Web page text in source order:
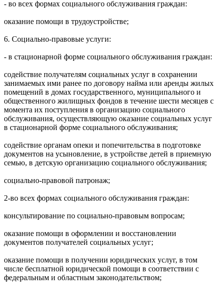
- во всех формах социального обслуживания граждан:
оказание помощи в трудоустройстве;
6. Социально-правовые услуги:
- в стационарной форме социального обслуживания граждан:
содействие получателям социальных услуг в сохранении
занимаемых ими ранее по договору найма или аренды жилых
помещений в домах государственного, муниципального и
общественного жилищных фондов в течение шести месяцев с
момента их поступления в организацию социального
обслуживания, осуществляющую оказание социальных услуг
в стационарной форме социального обслуживания;
содействие органам опеки и попечительства в подготовке
документов на усыновление, в устройстве детей в приемную
семью, в детскую организацию социального обслуживания;
социально-правовой патронаж;
2-во всех формах социального обслуживания граждан:
консультирование по социально-правовым вопросам;
оказание помощи в оформлении и восстановлении
документов получателей социальных услуг;
оказание помощи в получении юридических услуг, в том
числе бесплатной юридической помощи в соответствии с
федеральным и областным законодательством;